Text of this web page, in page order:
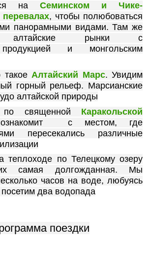
на Семинском и Чике-
, чтобы полюбоваться
панорамными видами. Там же
алтайские рынки с
и монгольским
такое Алтайский Марс. Увидим
горный рельеф. Марсианские
алтайской природы
по священной Каракольской
с местом, где
пересекались различные
теплоходе по Телецкому озеру
самая долгожданная. Мы
часов на воде, любуясь
два водопада
поездки